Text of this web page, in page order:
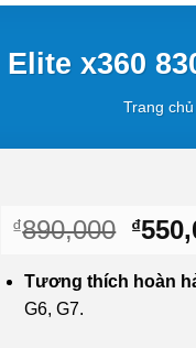
x360
Trang chủ
₫890,000 Giá
là:
₫
Tương thích hoàn
G6, G7.